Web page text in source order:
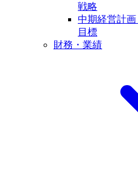
戦略
中期経営計画
目標
財務・業績